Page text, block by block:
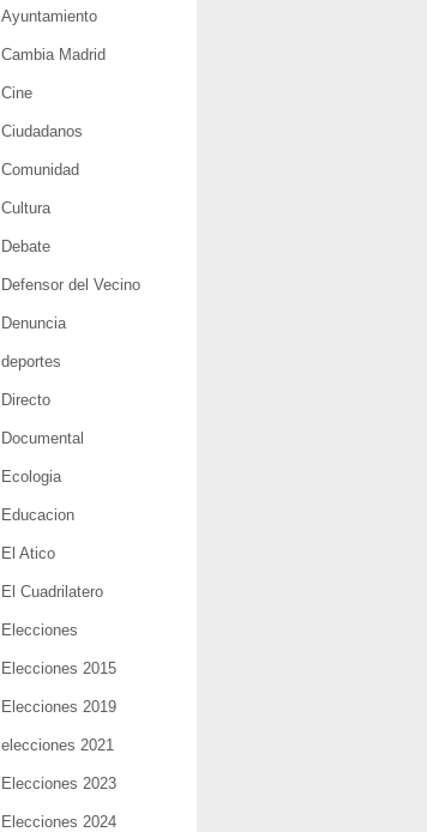
Ayuntamiento
Cambia Madrid
Cine
Ciudadanos
Comunidad
Cultura
Debate
Defensor del Vecino
Denuncia
deportes
Directo
Documental
Ecologia
Educacion
El Atico
El Cuadrilatero
Elecciones
Elecciones 2015
Elecciones 2019
elecciones 2021
Elecciones 2023
Elecciones 2024